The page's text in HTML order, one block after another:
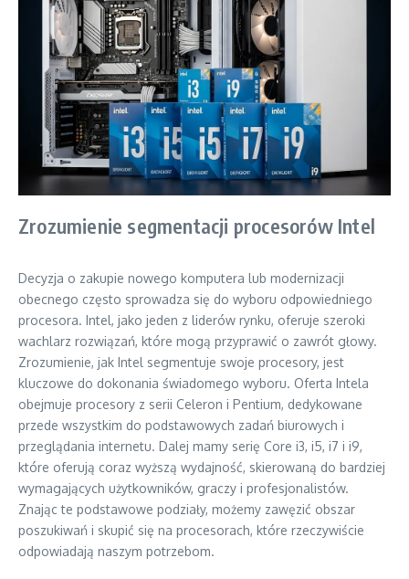
Zrozumienie segmentacji procesorów Intel
Decyzja o zakupie nowego komputera lub modernizacji
obecnego często sprowadza się do wyboru odpowiedniego
procesora. Intel, jako jeden z liderów rynku, oferuje szeroki
wachlarz rozwiązań, które mogą przyprawić o zawrót głowy.
Zrozumienie, jak Intel segmentuje swoje procesory, jest
kluczowe do dokonania świadomego wyboru. Oferta Intela
obejmuje procesory z serii Celeron i Pentium, dedykowane
przede wszystkim do podstawowych zadań biurowych i
przeglądania internetu. Dalej mamy serię Core i3, i5, i7 i i9,
które oferują coraz wyższą wydajność, skierowaną do bardziej
wymagających użytkowników, graczy i profesjonalistów.
Znając te podstawowe podziały, możemy zawęzić obszar
poszukiwań i skupić się na procesorach, które rzeczywiście
odpowiadają naszym potrzebom.